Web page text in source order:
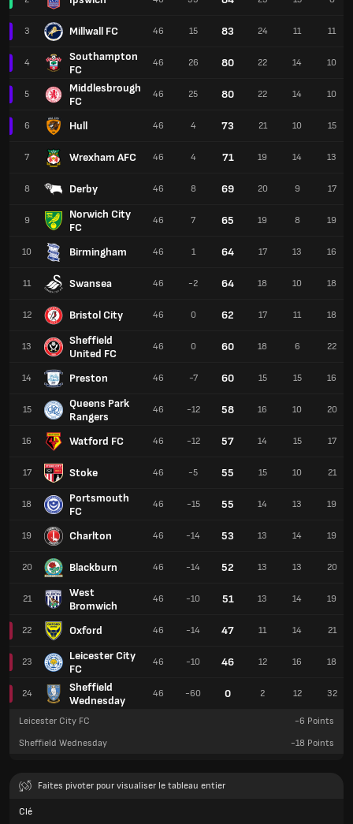
3 Millwall FC
4
Southampton
FC
5
Middlesbrough
FC
6 Hull
7 Wrexham AFC
8 Derby
9
Norwich City
FC
10 Birmingham
11 Swansea
12 Bristol City
13
Sheffield
United FC
14 Preston
15
Queens Park
Rangers
16 Watford FC
17 Stoke
18
Portsmouth
FC
19 Charlton
20 Blackburn
21
West
Bromwich
22 Oxford
23
Leicester City
FC
24
Sheffield
Wednesday
46 15 83 24 11 11
46 26 80 22 14 10
46 25 80 22 14 10
46 4 73 21 10 15
46 4 71 19 14 13
46 8 69 20 9 17
46 7 65 19 8 19
46 1 64 17 13 16
46 -2 64 18 10 18
46 0 62 17 11 18
46 0 60 18 6 22
46 -7 60 15 15 16
46 -12 58 16 10 20
46 -12 57 14 15 17
46 -5 55 15 10 21
46 -15 55 14 13 19
46 -14 53 13 14 19
46 -14 52 13 13 20
46 -10 51 13 14 19
46 -14 47 11 14 21
46 -10 46 12 16 18
46 -60 0 2 12 32
Leicester City FC -6 Points
Sheffield Wednesday
-18 Points
Faites pivoter pour visualiser le tableau entier
Clé